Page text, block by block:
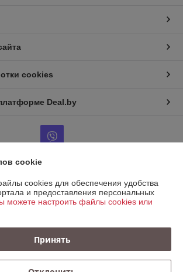
cookies
Deal.by
ООО "КРЕПАВТОТРЕЙД"
Минск, ул. Сырокомли, д. 7, пом. 104 (236)
ЕГР: 193721138
Минский горисполком
cookie
cookies для обеспечения удобства
и предоставления персональных
можете настроить файлы cookies или
Принять